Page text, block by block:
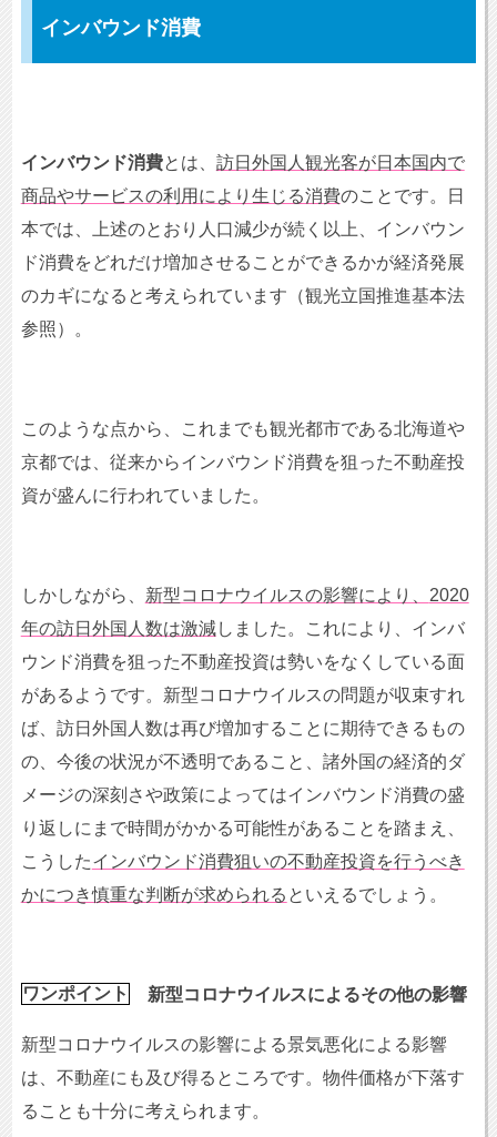
インバウンド消費
インバウンド消費とは、 訪日外国人観光客が日本国内で
商品やサービスの利用により生じる消費のことです。日
本では、上述のとおり人口減少が続く以上、インバウン
ド消費をどれだけ増加させることができるかが経済発展
のカギになると考えられています（観光立国推進基本法
参照）。
このような点から、これまでも観光都市である北海道や
京都では、従来からインバウンド消費を狙った不動産投
資が盛んに行われていました。
しかしながら、 新型コロナウイルスの影響により、 2020
年の訪日外国人数は激減しました。これにより、インバ
ウンド消費を狙った不動産投資は勢いをなくしている面
があるようです。新型コロナウイルスの問題が収束すれ
ば、訪日外国人数は再び増加することに期待できるもの
の、今後の状況が不透明であること、諸外国の経済的ダ
メージの深刻さや政策によってはインバウンド消費の盛
り返しにまで時間がかかる可能性があることを踏まえ、
こうしたインバウンド消費狙いの不動産投資を行うべき
かにつき慎重な判断が求められる といえるでしょう。
ワンポイント 新型コロナウイルスによるその他の影響
新型コロナウイルスの影響による景気悪化による影響
は、不動産にも及び得るところです。物件価格が下落す
ることも十分に考えられます。